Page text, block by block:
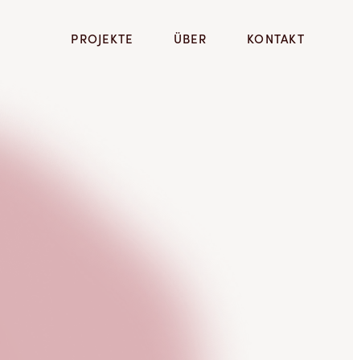
PROJEKTE ÜBER KONTAKT